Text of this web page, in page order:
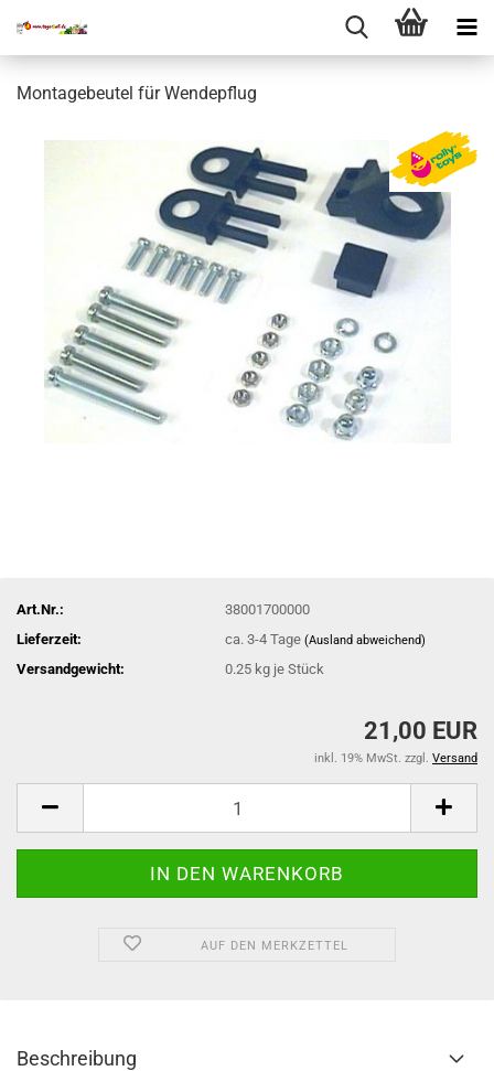
Montagebeutel für Wendepflug
Art.Nr.:
38001700000
Lieferzeit:
ca. 3-4 Tage(Ausland abweichend)
Versandgewicht: 0.25 kg je Stück
21,00 EUR
inkl. 19% MwSt. zzgl. Versand
AUF DEN MERKZETTEL
Beschreibung